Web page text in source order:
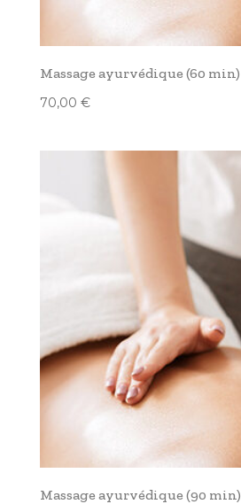
Massage ayurvédique (60 min)
70,00 €
Massage ayurvédique (90 min)